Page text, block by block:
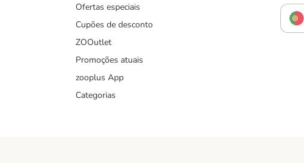
Ofertas especiais
Cupões de desconto
ZOOutlet
Promoções atuais
zooplus App
Categorias